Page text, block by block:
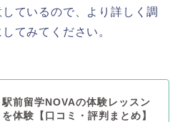
ているので、より詳しく調
てみてください。
駅前留学NOVAの体験レッスン
を体験【口コミ・評判まとめ】